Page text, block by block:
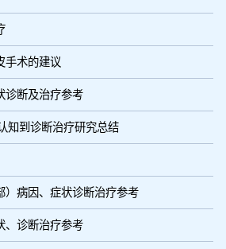
手术的建议
诊断及治疗参考
知到诊断治疗研究总结
）病因、症状诊断治疗参考
、诊断治疗参考